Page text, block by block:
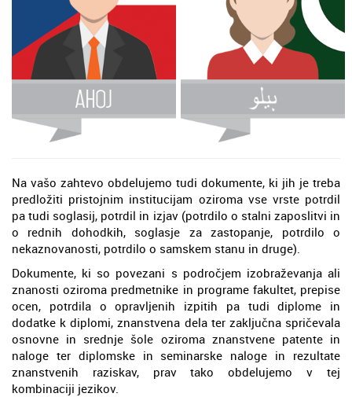
Na vašo zahtevo obdelujemo tudi dokumente, ki jih je treba
predložiti pristojnim institucijam oziroma vse vrste potrdil
pa tudi soglasij, potrdil in izjav (potrdilo o stalni zaposlitvi in
o rednih dohodkih, soglasje za zastopanje, potrdilo o
nekaznovanosti, potrdilo o samskem stanu in druge).
Dokumente, ki so povezani s področjem izobraževanja ali
znanosti oziroma predmetnike in programe fakultet, prepise
ocen, potrdila o opravljenih izpitih pa tudi diplome in
dodatke k diplomi, znanstvena dela ter zaključna spričevala
osnovne in srednje šole oziroma znanstvene patente in
naloge ter diplomske in seminarske naloge in rezultate
znanstvenih raziskav, prav tako obdelujemo v tej
kombinaciji jezikov.